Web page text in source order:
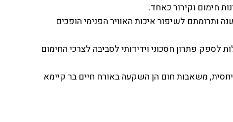
חימום וקירור כאחד.
ותרומתם לשיפור איכות האוויר הפנימי הופכים
לספק פתרון חסכוני וידידותי לסביבה לצרכי החימום
משאבות חום הן השקעה באורח חיים בר קיימא